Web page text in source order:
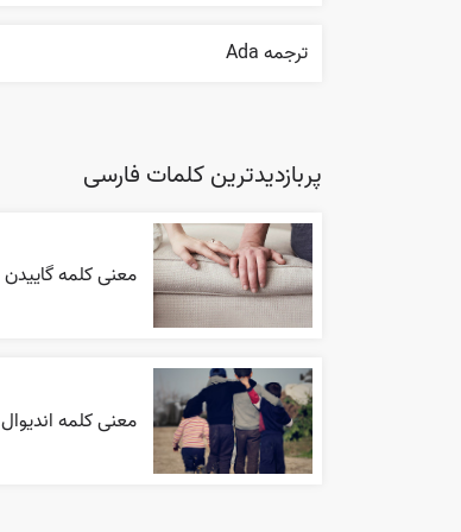
ترجمه Ada
پربازدیدترین کلمات فارسی
معنی کلمه گاییدن
معنی کلمه اندیوال